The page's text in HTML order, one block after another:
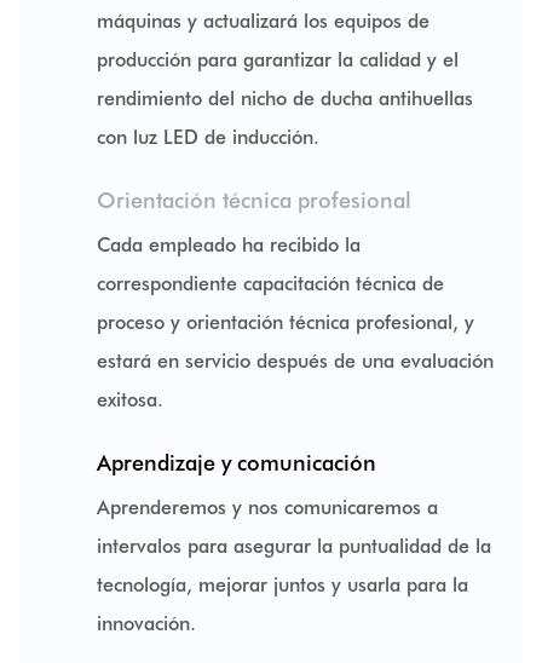
máquinas y actualizará los equipos de
producción para garantizar la calidad y el
rendimiento del nicho de ducha antihuellas
con luz LED de inducción.
Orientación técnica profesional
Cada empleado ha recibido la
correspondiente capacitación técnica de
proceso y orientación técnica profesional, y
estará en servicio después de una evaluación
exitosa.
Aprendizaje y comunicación
Aprenderemos y nos comunicaremos a
intervalos para asegurar la puntualidad de la
tecnología, mejorar juntos y usarla para la
innovación.